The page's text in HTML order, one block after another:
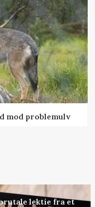
mod problemulv
lektie fra et